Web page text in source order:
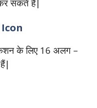
सकते हैं|
के लिए 16 अलग –